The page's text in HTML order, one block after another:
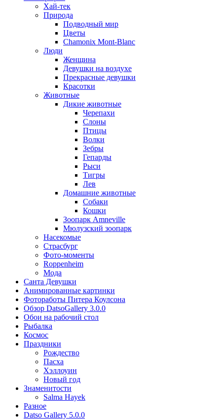
Хай-тек
Природа
Подводный мир
Цветы
Chamonix Mont-Blanc
Люди
Женщина
Девушки на воздухе
Прекрасные девушки
Красотки
Животные
Дикие животные
Черепахи
Слоны
Птицы
Волки
Зебры
Гепарды
Рыси
Тигры
Лев
Домашние животные
Собаки
Кошки
Зоопарк Amneville
Мюлузский зоопарк
Насекомые
Страсбург
Фото-моменты
Roppenheim
Мода
Санта Девушки
Aнимированные картинки
Фотоработы Питера Коулсона
Обзор DatsoGallery 3.0.0
Обои на рабочий стол
Рыбалка
Космос
Праздники
Рождество
Пасха
Хэллоуин
Новый год
Знаменитости
Salma Hayek
Разное
Datso Gallery 5.0.0